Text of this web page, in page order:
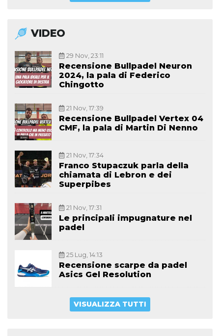
VIDEO
29 Nov, 23:11
Recensione Bullpadel Neuron
2024, la pala di Federico
Chingotto
21 Nov, 17:39
Recensione Bullpadel Vertex 04
CMF, la pala di Martin Di Nenno
21 Nov, 17:34
Franco Stupaczuk parla della
chiamata di Lebron e dei
Superpibes
21 Nov, 17:31
Le principali impugnature nel
padel
25 Lug, 14:13
Recensione scarpe da padel
Asics Gel Resolution
VISUALIZZA TUTTI